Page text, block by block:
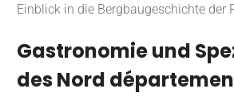
Einblick in die Bergbaugeschichte der
Gastronomie und
des Nord